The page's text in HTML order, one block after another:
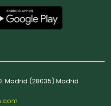
Madrid (28035) Madrid